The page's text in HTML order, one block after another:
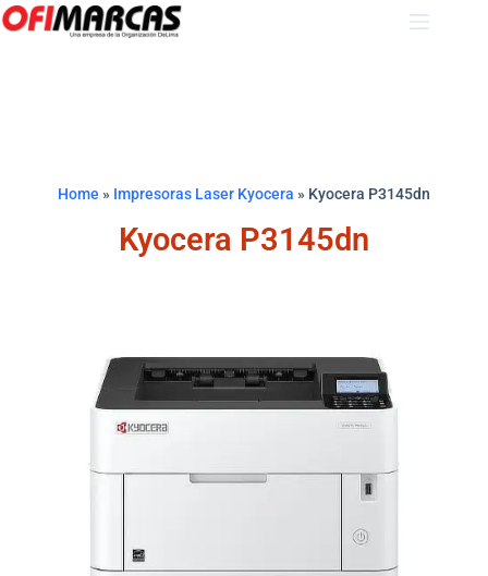
Home » Impresoras Laser Kyocera » Kyocera P3145dn
Kyocera P3145dn